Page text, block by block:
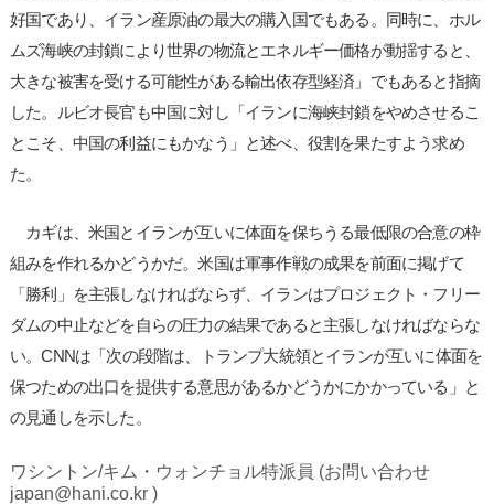
好国であり、イラン産原油の最大の購入国でもある。同時に、ホル
ムズ海峡の封鎖により世界の物流とエネルギー価格が動揺すると、
大きな被害を受ける可能性がある輸出依存型経済」でもあると指摘
した。ルビオ長官も中国に対し「イランに海峡封鎖をやめさせるこ
とこそ、中国の利益にもかなう」と述べ、役割を果たすよう求め
た。
カギは、米国とイランが互いに体面を保ちうる最低限の合意の枠
組みを作れるかどうかだ。米国は軍事作戦の成果を前面に掲げて
「勝利」を主張しなければならず、イランはプロジェクト・フリー
ダムの中止などを自らの圧力の結果であると主張しなければならな
い。CNNは「次の段階は、トランプ大統領とイランが互いに体面を
保つための出口を提供する意思があるかどうかにかかっている」と
の見通しを示した。
ワシントン/キム・ウォンチョル特派員 (お問い合わせ
japan@hani.co.kr )